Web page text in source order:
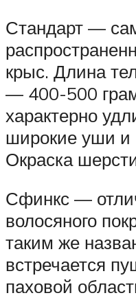
Стандарт —
крыс. Длина
— 400-500
характерно
широкие уши и
Окраска
Сфинкс —
волосяного
таким же
встречается
паховой